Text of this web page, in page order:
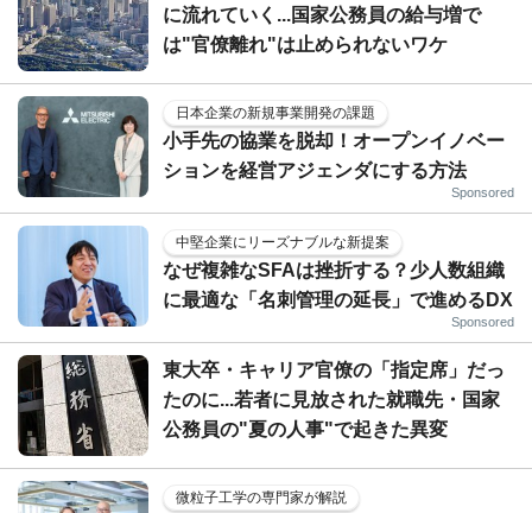
に流れていく...国家公務員の給与増で
は"官僚離れ"は止められないワケ
日本企業の新規事業開発の課題
小手先の協業を脱却！オープンイノベー
ションを経営アジェンダにする方法
Sponsored
中堅企業にリーズナブルな新提案
なぜ複雑なSFAは挫折する？少人数組織
に最適な「名刺管理の延長」で進めるDX
Sponsored
東大卒・キャリア官僚の「指定席」だっ
たのに...若者に見放された就職先・国家
公務員の"夏の人事"で起きた異変
微粒子工学の専門家が解説